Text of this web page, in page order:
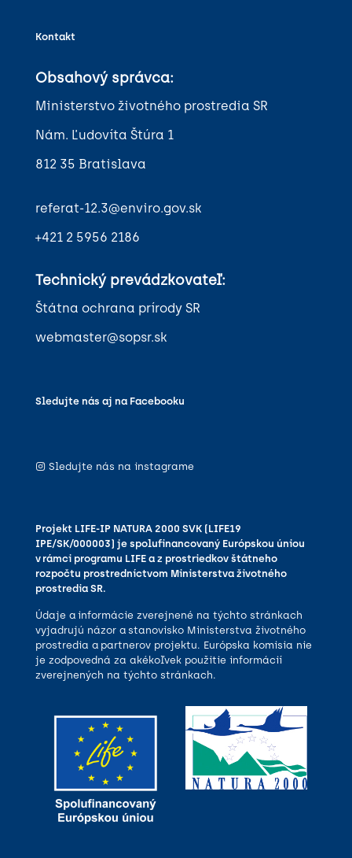
Kontakt
Obsahový správca:
Ministerstvo životného prostredia SR
Nám. Ľudovíta Štúra 1
812 35 Bratislava
referat-12.3@enviro.gov.sk
+421 2 5956 2186
Technický prevádzkovateľ:
Štátna ochrana prírody SR
webmaster@sopsr.sk
Sledujte nás aj na Facebooku
Sledujte nás na instagrame
Projekt LIFE-IP NATURA 2000 SVK (LIFE19
IPE/SK/000003) je spolufinancovaný Európskou úniou
v rámci programu LIFE a z prostriedkov štátneho
rozpočtu prostredníctvom Ministerstva životného
prostredia SR.
Údaje a informácie zverejnené na týchto stránkach
vyjadrujú názor a stanovisko Ministerstva životného
prostredia a partnerov projektu. Európska komisia nie
je zodpovedná za akékoľvek použitie informácií
zverejnených na týchto stránkach.